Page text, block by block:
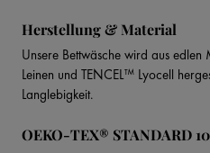
Herstellung & Material
Unsere Bettwäsche wird aus
Leinen und TENCEL™ Lyocell
Langlebigkeit.
OEKO-TEX® STANDARD